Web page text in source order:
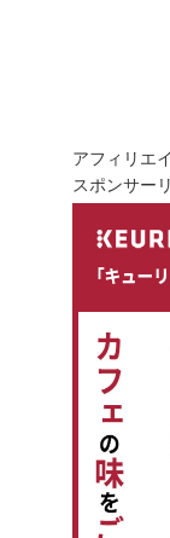
アフィリエ
スポンサー